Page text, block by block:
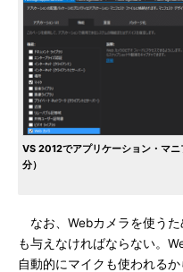
VS 2012でアプリケーション・マ
分）
なお、Webカメラを使うた
も与えなければならない。
自動的にマイクも使われるか